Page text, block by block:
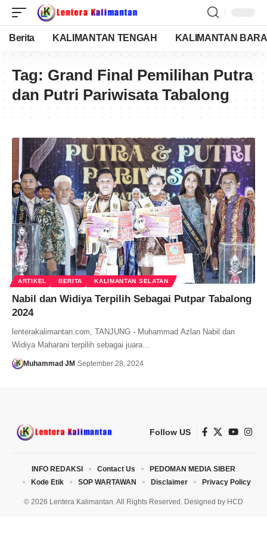
Berita KALIMANTAN TENGAH KALIMANTAN
Tag: Grand Final Pemilihan Putra
dan Putri Pariwisata Tabalong
ARTIKEL BERITA KALIMANTAN SELATAN
Nabil dan Widiya Terpilih Sebagai Putpar Tabalong
2024
lenterakalimantan.com, TANJUNG - Muhammad Azlan Nabil dan
Widiya Maharani terpilih sebagai juara…
Muhammad JM September 28, 2024
Follow US
© 2026 Lentera Kalimantan. All Rights Reserved. Designed by HCD
INFO REDAKSI Contact Us
PEDOMAN MEDIA SIBER
Kode Etik
SOP WARTAWAN Disclaimer Privacy Policy